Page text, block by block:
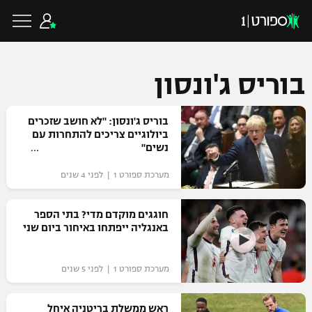
כדורגל ישראלי
ליגת העל
גביע הטוטו
ליגיונרים
גביע המדינה
כדורגל עולמי
ליגת האלופות
ליגה אירופית
ליגה אנגלית
כדורסל ישראלי
ליגת ווינר סל
ליגה לאומית
כדורסל עולמי
NBA
בוריס ג'ונסון
בוריס ג'ונסון: "לא חושב שזכרים
ביולוגיים צריכים להתחרות עם
נשים"
מערכת ספורט 1 | לפני 4 שנים
חוגגים מוקדם מדי? בתי הספר
באנגליה ייפתחו באיחור ביום שני
מערכת ספורט 1 | לפני 5 שנים
ראש ממשלת בריטניה איחל